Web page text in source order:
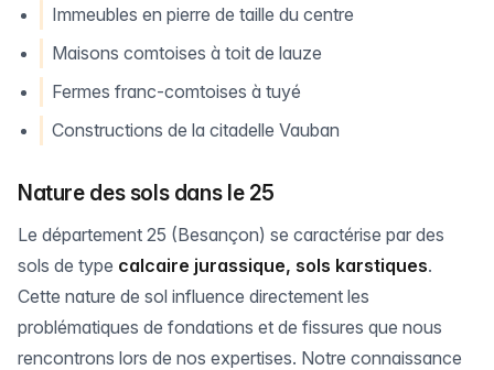
Immeubles en pierre de taille du centre
Maisons comtoises à toit de lauze
Fermes franc-comtoises à tuyé
Constructions de la citadelle Vauban
Nature des sols dans le 25
Le département 25 (Besançon) se caractérise par des
sols de type calcaire jurassique, sols karstiques.
Cette nature de sol influence directement les
problématiques de fondations et de fissures que nous
rencontrons lors de nos expertises. Notre connaissance